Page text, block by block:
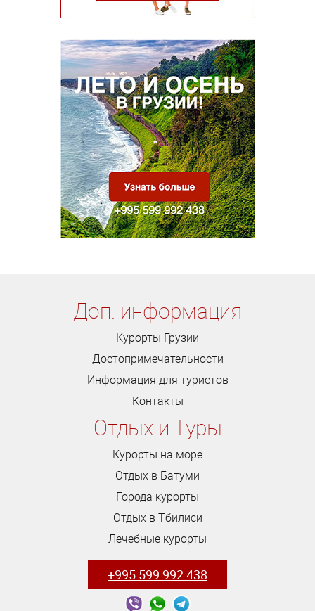
Доп. информация
Курорты Грузии
Достопримечательности
Информация для туристов
Контакты
Отдых и Туры
Курорты на море
Отдых в Батуми
Города курорты
Отдых в Тбилиси
Лечебные курорты
+995 599 992 438